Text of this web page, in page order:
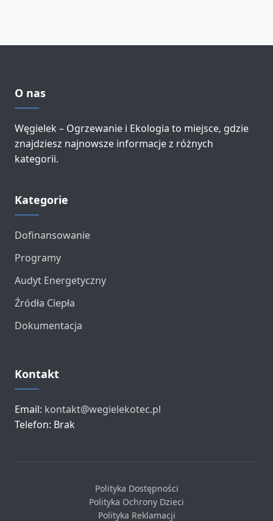
O nas
Węgielek – Ogrzewanie i Ekologia to miejsce, gdzie
znajdziesz najnowsze informacje z różnych
kategorii.
Kategorie
Dofinansowanie
Programy
Audyt Energetyczny
Źródła Ciepła
Dokumentacja
Kontakt
Email: kontakt@wegielekotec.pl
Telefon: Brak
Polityka Dostępności
Polityka Ochrony Dzieci
Polityka Reklamacji